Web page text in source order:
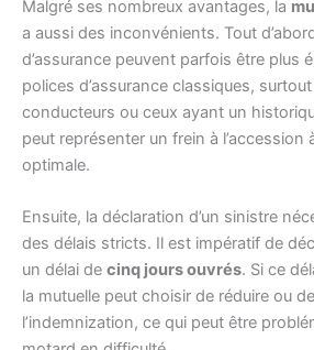
Malgré ses nombreux avantages, la
a aussi des inconvénients. Tout
d’assurance peuvent parfois être plus
polices d’assurance classiques,
conducteurs ou ceux ayant un
peut représenter un frein à l’accession
optimale.
Ensuite, la déclaration d’un sinistre
des délais stricts. Il est impératif de
un délai de cinq jours ouvrés. Si ce
la mutuelle peut choisir de réduire ou
l’indemnization, ce qui peut être